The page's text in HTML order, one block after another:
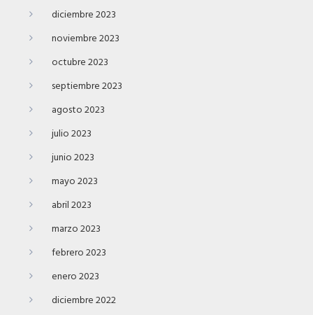
diciembre 2023
noviembre 2023
octubre 2023
septiembre 2023
agosto 2023
julio 2023
junio 2023
mayo 2023
abril 2023
marzo 2023
febrero 2023
enero 2023
diciembre 2022